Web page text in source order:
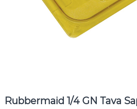
Rubbermaid 1/4 GN Tava